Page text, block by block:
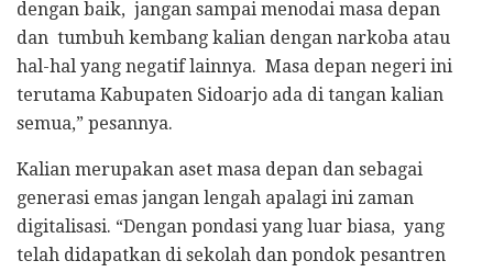
dengan baik, jangan sampai menodai masa depan
dan tumbuh kembang kalian dengan narkoba atau
hal-hal yang negatif lainnya. Masa depan negeri ini
terutama Kabupaten Sidoarjo ada di tangan kalian
semua,” pesannya.
Kalian merupakan aset masa depan dan sebagai
generasi emas jangan lengah apalagi ini zaman
digitalisasi. “Dengan pondasi yang luar biasa, yang
telah didapatkan di sekolah dan pondok pesantren